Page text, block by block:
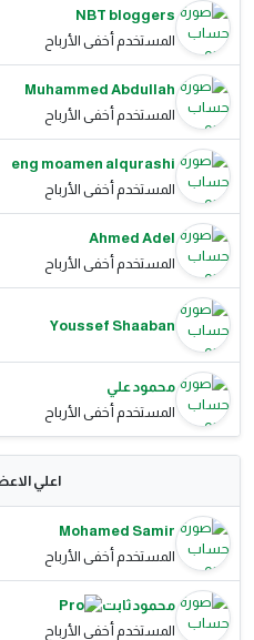
NBT bloggers
المستخدم أخفى الأرباح
Muhammed Abdullah
المستخدم أخفى الأرباح
eng moamen alqurashi
المستخدم أخفى الأرباح
Ahmed Adel
المستخدم أخفى الأرباح
Youssef Shaaban
محمود علي
المستخدم أخفى الأرباح
اعلي
Mohamed Samir
المستخدم أخفى الأرباح
محمود ثابت
المستخدم أخفى الأرباح